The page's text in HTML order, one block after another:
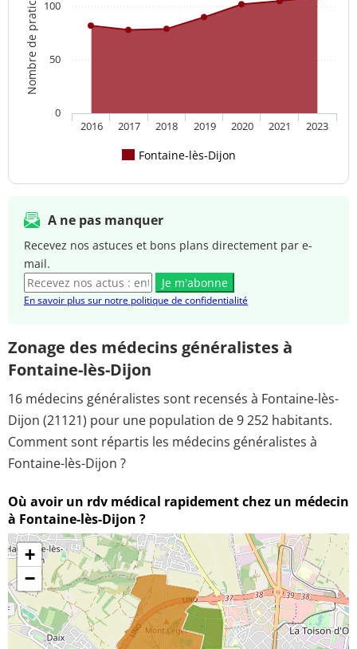
Nombre de praticien(s)
Fontaine-lès-Dijon
2016 2017 2018 2019 2020 2021 2023
0
50
100
A ne pas manquer
Recevez nos astuces et bons plans directement par e-
mail.
Je m'abonne
En savoir plus sur notre politique de confidentialité
Zonage des médecins généralistes à
Fontaine-lès-Dijon
16 médecins généralistes sont recensés à Fontaine-lès-
Dijon (21121) pour une population de 9 252 habitants.
Comment sont répartis les médecins généralistes à
Fontaine-lès-Dijon ?
Où avoir un rdv médical rapidement chez un médecin
à Fontaine-lès-Dijon ?
+
−